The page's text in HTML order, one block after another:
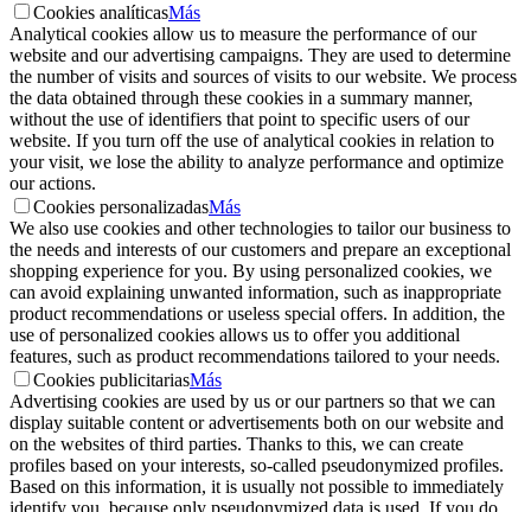
Cookies analíticasMás
Analytical cookies allow us to measure the performance of our
website and our advertising campaigns. They are used to determine
the number of visits and sources of visits to our website. We process
the data obtained through these cookies in a summary manner,
without the use of identifiers that point to specific users of our
website. If you turn off the use of analytical cookies in relation to
your visit, we lose the ability to analyze performance and optimize
our actions.
Cookies personalizadasMás
We also use cookies and other technologies to tailor our business to
the needs and interests of our customers and prepare an exceptional
shopping experience for you. By using personalized cookies, we
can avoid explaining unwanted information, such as inappropriate
product recommendations or useless special offers. In addition, the
use of personalized cookies allows us to offer you additional
features, such as product recommendations tailored to your needs.
Cookies publicitariasMás
Advertising cookies are used by us or our partners so that we can
display suitable content or advertisements both on our website and
on the websites of third parties. Thanks to this, we can create
profiles based on your interests, so-called pseudonymized profiles.
Based on this information, it is usually not possible to immediately
identify you, because only pseudonymized data is used. If you do